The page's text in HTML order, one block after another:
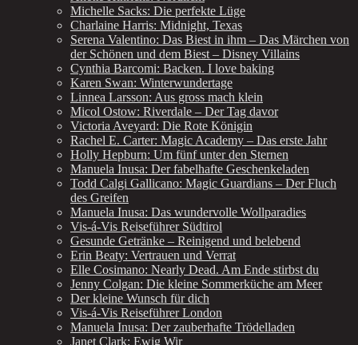
Michelle Sacks: Die perfekte Lüge
Charlaine Harris: Midnight, Texas
Serena Valentino: Das Biest in ihm – Das Märchen von
der Schönen und dem Biest – Disney Villains
Cynthia Barcomi: Backen. I love baking
Karen Swan: Winterwundertage
Linnea Larsson: Aus gross mach klein
Micol Ostow: Riverdale – Der Tag davor
Victoria Aveyard: Die Rote Königin
Rachel E. Carter: Magic Academy – Das erste Jahr
Holly Hepburn: Um fünf unter den Sternen
Manuela Inusa: Der fabelhafte Geschenkeladen
Todd Calgi Gallicano: Magic Guardians – Der Fluch
des Greifen
Manuela Inusa: Das wundervolle Wollparadies
Vis-á-Vis Reiseführer Südtirol
Gesunde Getränke – Reinigend und belebend
Erin Beaty: Vertrauen und Verrat
Elle Cosimano: Nearly Dead. Am Ende stirbst du
Jenny Colgan: Die kleine Sommerküche am Meer
Der kleine Wunsch für dich
Vis-á-Vis Reiseführer London
Manuela Inusa: Der zauberhafte Trödelladen
Janet Clark: Ewig Wir